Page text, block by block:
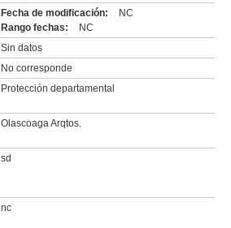
Fecha de modificación:
NC
Rango fechas:
NC
Sin datos
No corresponde
Protección departamental
Olascoaga Arqtos.
sd
nc